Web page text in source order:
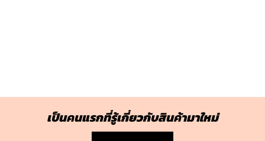
เป็นคนแรกที่รู้เกี่ยวกับสินค้ามาใหม่